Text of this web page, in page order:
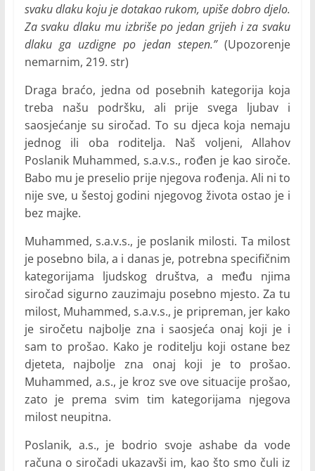
svaku dlaku koju je dotakao rukom, upiše dobro djelo.
Za svaku dlaku mu izbriše po jedan grijeh i za svaku
dlaku ga uzdigne po jedan stepen.”(Upozorenje
nemarnim, 219. str)
Draga braćo, jedna od posebnih kategorija koja
treba našu podršku, ali prije svega ljubav i
saosjećanje su siročad. To su djeca koja nemaju
jednog ili oba roditelja. Naš voljeni, Allahov
Poslanik Muhammed, s.a.v.s., rođen je kao siroče.
Babo mu je preselio prije njegova rođenja. Ali ni to
nije sve, u šestoj godini njegovog života ostao je i
bez majke.
Muhammed, s.a.v.s., je poslanik milosti. Ta milost
je posebno bila, a i danas je, potrebna specifičnim
kategorijama ljudskog društva, a među njima
siročad sigurno zauzimaju posebno mjesto. Za tu
milost, Muhammed, s.a.v.s., je pripreman, jer kako
je siročetu najbolje zna i saosjeća onaj koji je i
sam to prošao. Kako je roditelju koji ostane bez
djeteta, najbolje zna onaj koji je to prošao.
Muhammed, a.s., je kroz sve ove situacije prošao,
zato je prema svim tim kategorijama njegova
milost neupitna.
Poslanik, a.s., je bodrio svoje ashabe da vode
računa o siročadi ukazavši im, kao što smo čuli iz